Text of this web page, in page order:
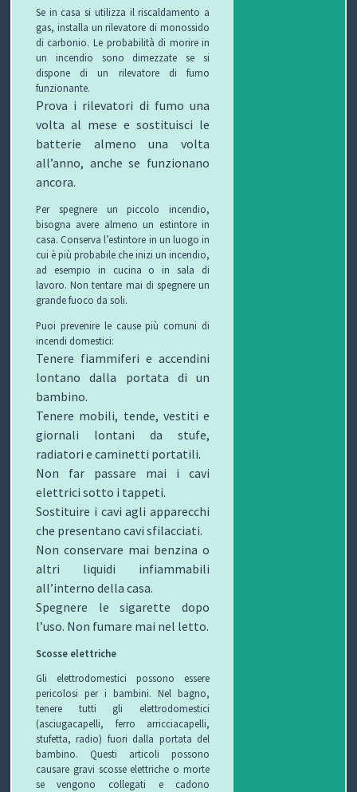
Se in casa si utilizza il riscaldamento a
gas, installa un rilevatore di monossido
di carbonio. Le probabilità di morire in
un incendio sono dimezzate se si
dispone di un rilevatore di fumo
funzionante.
Prova i rilevatori di fumo una
volta al mese e sostituisci le
batterie almeno una volta
all’anno, anche se funzionano
ancora.
Per spegnere un piccolo incendio,
bisogna avere almeno un estintore in
casa. Conserva l’estintore in un luogo in
cui è più probabile che inizi un incendio,
ad esempio in cucina o in sala di
lavoro. Non tentare mai di spegnere un
grande fuoco da soli.
Puoi prevenire le cause più comuni di
incendi domestici:
Tenere fiammiferi e accendini
lontano dalla portata di un
bambino.
Tenere mobili, tende, vestiti e
giornali lontani da stufe,
radiatori e caminetti portatili.
Non far passare mai i cavi
elettrici sotto i tappeti.
Sostituire i cavi agli apparecchi
che presentano cavi sfilacciati.
Non conservare mai benzina o
altri liquidi infiammabili
all’interno della casa.
Spegnere le sigarette dopo
l’uso. Non fumare mai nel letto.
Scosse elettriche
Gli elettrodomestici possono essere
pericolosi per i bambini. Nel bagno,
tenere tutti gli elettrodomestici
(asciugacapelli, ferro arricciacapelli,
stufetta, radio) fuori dalla portata del
bambino. Questi articoli possono
causare gravi scosse elettriche o morte
se vengono collegati e cadono